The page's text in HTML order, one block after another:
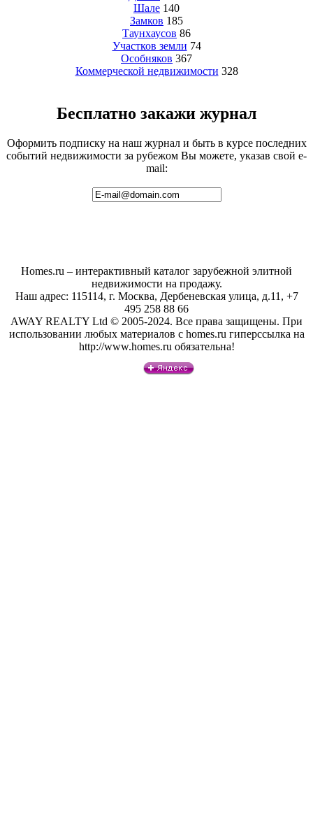
Шале 140
Замков 185
Таунхаусов 86
Участков земли 74
Особняков 367
Коммерческой недвижимости 328
Бесплатно закажи журнал
Оформить подписку на наш журнал и быть в курсе последних
событий недвижимости за рубежом Вы можете, указав свой e-
mail:
Homes.ru – интерактивный каталог зарубежной элитной
недвижимости на продажу.
Наш адрес: 115114, г. Москва, Дербеневская улица, д.11, +7
495 258 88 66
AWAY REALTY Ltd © 2005-2024. Все права защищены. При
использовании любых материалов с homes.ru гиперссылка на
http://www.homes.ru обязательна!